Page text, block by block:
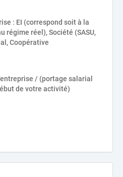
: EI (correspond soit à la
régime réel), Société (SASU,
Coopérative
/ (portage salarial
de votre activité)